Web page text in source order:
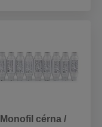
Monofil cérna /